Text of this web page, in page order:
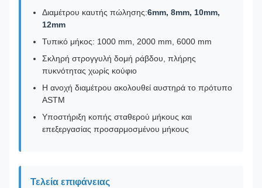
Διαμέτρου καυτής πώλησης:6mm, 8mm, 10mm,
12mm
Τυπικό μήκος: 1000 mm, 2000 mm, 6000 mm
Σκληρή στρογγυλή δομή ράβδου, πλήρης
πυκνότητας χωρίς κούφιο
Η ανοχή διαμέτρου ακολουθεί αυστηρά το πρότυπο
ASTM
Υποστήριξη κοπής σταθερού μήκους και
επεξεργασίας προσαρμοσμένου μήκους
Τελεία επιφάνειας